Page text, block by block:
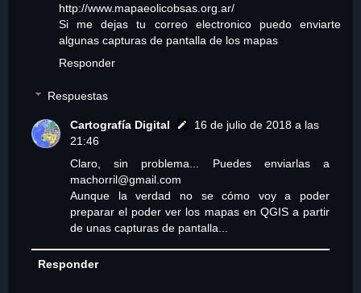
http://www.mapaeolicobsas.org.ar/
Si me dejas tu correo electronico puedo enviarte
algunas capturas de pantalla de los mapas
Responder
Respuestas
Cartografía Digital
16 de julio de 2018 a las
21:46
Claro, sin problema... Puedes enviarlas a
machorril@gmail.com
Aunque la verdad no se cómo voy a poder
preparar el poder ver los mapas en QGIS a partir
de unas capturas de pantalla...
Responder